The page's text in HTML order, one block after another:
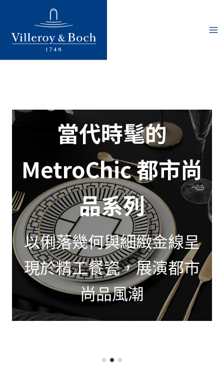
當代時髦的
MetroChic 都市尚
品系列
以俐落幾何與細緻金線呈
現於精工餐瓷，展演都市
尚品風潮